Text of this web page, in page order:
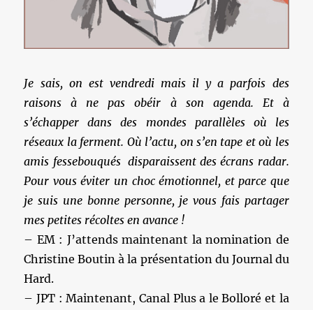
Je sais, on est vendredi mais il y a parfois des
raisons à ne pas obéir à son agenda. Et à
s’échapper dans des mondes parallèles où les
réseaux la ferment. Où l’actu, on s’en tape et où les
amis fessebouqués disparaissent des écrans radar.
Pour vous éviter un choc émotionnel, etparce que
je suis une bonne personne, je vous fais partager
mes petites récoltes en avance !
– EM : J’attends maintenant la nomination de
Christine Boutin à la présentation du Journal du
Hard.
– JPT : Maintenant, Canal Plus a le Bolloré et la